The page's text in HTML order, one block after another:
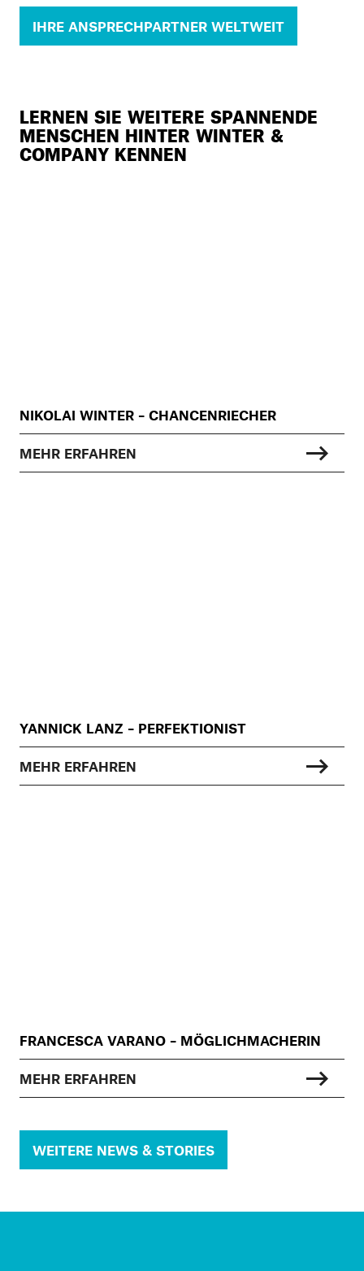
IHRE ANSPRECHPARTNER WELTWEIT
LERNEN SIE WEITERE SPANNENDE
MENSCHEN HINTER WINTER &
COMPANY KENNEN
NIKOLAI WINTER – CHANCENRIECHER
MEHR ERFAHREN
YANNICK LANZ – PERFEKTIONIST
MEHR ERFAHREN
FRANCESCA VARANO – MÖGLICHMACHERIN
MEHR ERFAHREN
WEITERE NEWS & STORIES